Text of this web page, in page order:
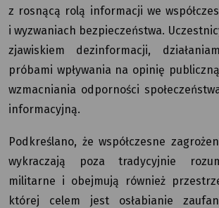
z rosnącą rolą informacji we
i wyzwaniach bezpieczeństwa.
zjawiskiem dezinformacji,
próbami wpływania na opinię
wzmacniania odporności
informacyjną.
Podkreślano, że współczesne
wykraczają poza tradycyjnie
militarne i obejmują również
której celem jest osłabianie